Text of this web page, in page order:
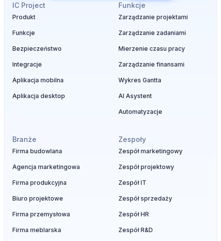
IC Project
Produkt
Funkcje
Bezpieczeństwo
Integracje
Aplikacja mobilna
Aplikacja desktop
Funkcje
Zarządzanie projektami
Zarządzanie zadaniami
Mierzenie czasu pracy
Zarządzanie finansami
Wykres Gantta
AI Asystent
Automatyzacje
Branże
Firma budowlana
Agencja marketingowa
Firma produkcyjna
Biuro projektowe
Firma przemysłowa
Firma meblarska
Zespoły
Zespół marketingowy
Zespół projektowy
Zespół IT
Zespół sprzedaży
Zespół HR
Zespół R&D